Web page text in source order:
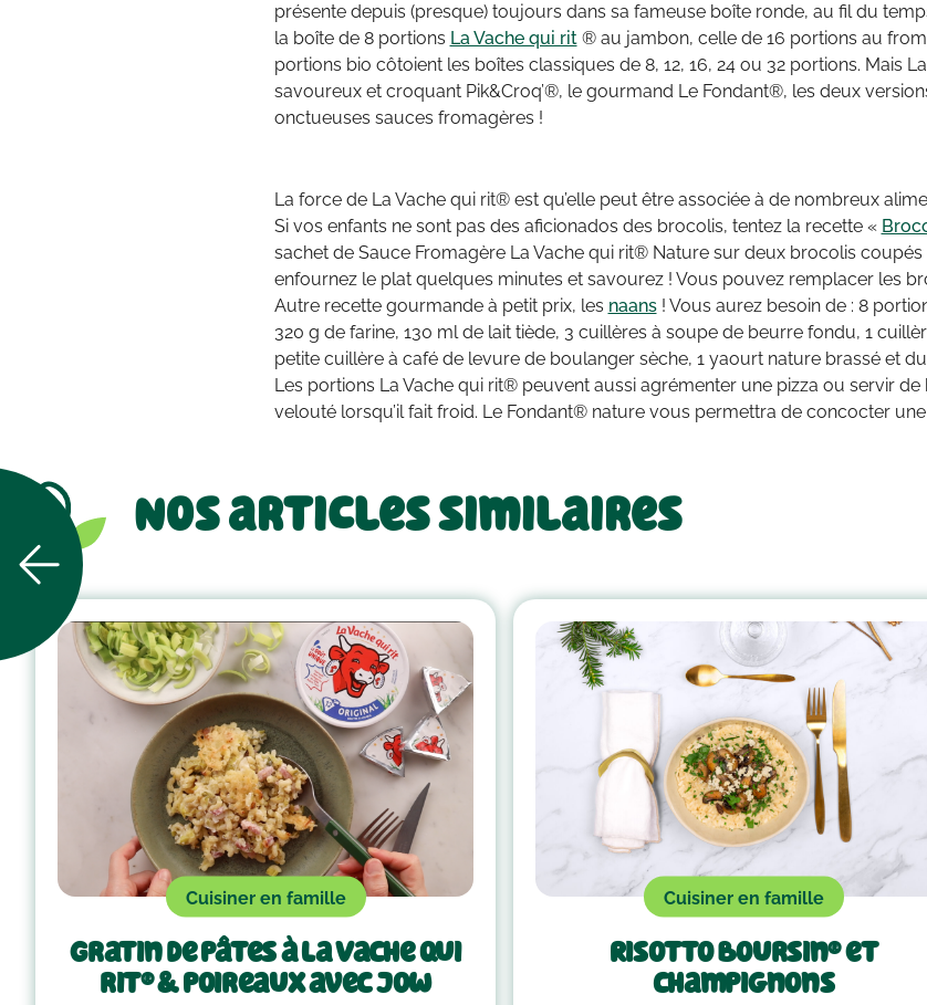
présente depuis (presque) toujours dans sa fameuse boîte ronde, au fil du
la boîte de 8 portions La Vache qui rit® au jambon, celle de 16 portions au
portions bio côtoient les boîtes classiques de 8, 12, 16, 24 ou 32 portions. Mais
savoureux et croquant Pik&Croq’®, le gourmand Le Fondant®, les deux
onctueuses sauces fromagères !
La force de La Vache qui rit® est qu’elle peut être associée à de nombreux
Si vos enfants ne sont pas des aficionados des brocolis, tentez la recette «
sachet de Sauce Fromagère La Vache qui rit® Nature sur deux brocolis
enfournez le plat quelques minutes et savourez ! Vous pouvez remplacer les
Autre recette gourmande à petit prix, les naans! Vous aurez besoin de : 8
320 g de farine, 130 ml de lait tiède, 3 cuillères à soupe de beurre fondu, 1
petite cuillère à café de levure de boulanger sèche, 1 yaourt nature brassé et
Les portions La Vache qui rit® peuvent aussi agrémenter une pizza ou servir de
velouté lorsqu’il fait froid. Le Fondant® nature vous permettra de concocter
Nos articles similaires
Cuisiner en famille
Gratin de pâtes à La Vache qui
rit® & poireaux avec Jow
Cuisiner en famille
Risotto Boursin® et
champignons